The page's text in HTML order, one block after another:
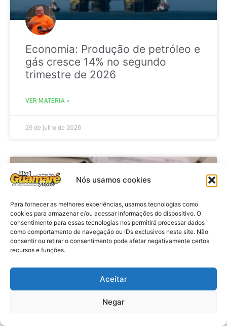
Nós usamos cookies
Para fornecer as melhores experiências, usamos tecnologias como
cookies para armazenar e/ou acessar informações do dispositivo. O
consentimento para essas tecnologias nos permitirá processar dados
como comportamento de navegação ou IDs exclusivos neste site. Não
consentir ou retirar o consentimento pode afetar negativamente certos
recursos e funções.
Aceitar
Negar
Economia: Produção de petróleo e
gás cresce 14% no segundo
trimestre de 2026
VER MATÉRIA »
29 de julho de 2026
Economia: Prazo de adesão ao
Programa Desenrola 2.0 é